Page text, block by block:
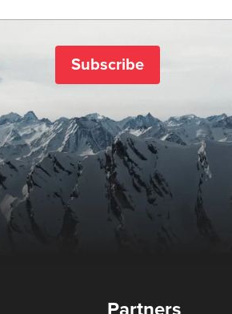
Subscribe
Partners